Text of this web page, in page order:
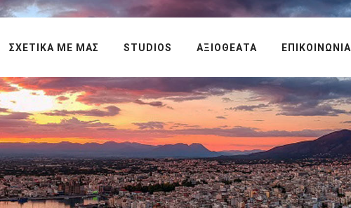
ΣΧΕΤΙΚΑ ΜΕ ΜΑΣ STUDIOS ΑΞΙΟΘΕΑΤΑ ΕΠΙΚΟΙΝΩΝΙΑ